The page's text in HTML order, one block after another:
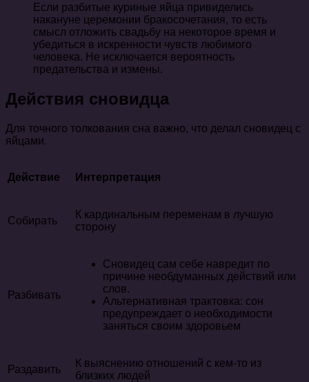
Если разбитые куриные яйца привиделись
накануне церемонии бракосочетания, то есть
смысл отложить свадьбу на некоторое время и
убедиться в искренности чувств любимого
человека. Не исключается вероятность
предательства и измены.
Действия сновидца
Для точного толкования сна важно, что делал сновидец с
яйцами.
Действие Интерпретация
Собирать
К кардинальным переменам в лучшую
сторону
Разбивать
Сновидец сам себе навредит по
причине необдуманных действий или
слов.
Альтернативная трактовка: сон
предупреждает о необходимости
заняться своим здоровьем
Раздавить
К выяснению отношений с кем-то из
близких людей